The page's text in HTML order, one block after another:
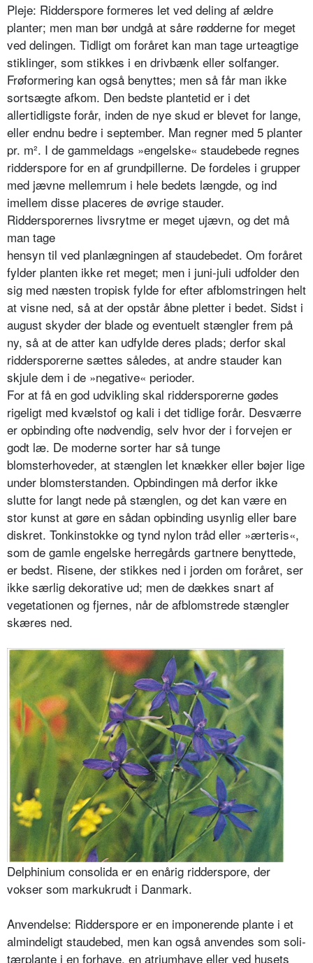
Pleje: Ridderspore formeres let ved deling af ældre
planter; men man bør undgå at såre rødderne for meget
ved delingen. Tidligt om foråret kan man tage urteagtige
stiklinger, som stikkes i en drivbænk eller solfanger.
Frøformering kan også benyttes; men så får man ikke
sortsægte afkom. Den bedste plantetid er i det
allertidligste forår, inden de nye skud er blevet for lange,
eller endnu bedre i september. Man regner med 5 planter
pr. m². I de gammeldags »engelske« staudebede regnes
ridderspore for en af grundpil­lerne. De fordeles i grupper
med jævne mellemrum i hele bedets længde, og ind
imellem disse placeres de øvrige stauder.
Riddersporernes livsrytme er meget ujævn, og det må
man tage
hensyn til ved planlægningen af staude­bedet. Om foråret
fylder planten ikke ret meget; men i juni-juli udfolder den
sig med næsten tropisk fylde for efter afblomstringen helt
at visne ned, så at der opstår åbne pletter i bedet. Sidst i
august skyder der blade og eventu­elt stængler frem på
ny, så at de atter kan udfylde deres plads; derfor skal
riddersporerne sættes således, at andre stauder kan
skjule dem i de »negative« perioder.
For at få en god udvikling skal ridder­sporerne gødes
rigeligt med kvælstof og kali i det tidlige forår. Desværre
er opbinding ofte nødvendig, selv hvor der i forvejen er
godt læ. De moderne sorter har så tunge
blomsterhoveder, at stænglen let knækker eller bøjer lige
under blomsterstanden. Opbindingen må derfor ikke
slutte for langt nede på stænglen, og det kan være en
stor kunst at gøre en sådan opbinding usynlig eller bare
diskret. Tonkinstokke og tynd nylon tråd eller »ærteris«,
som de gamle engelske herregårds gartnere be­nyttede,
er bedst. Risene, der stikkes ned i jorden om foråret, ser
ikke særlig dekorative ud; men de dækkes snart af
vegetationen og fjernes, når de af­blomstrede stængler
skæres ned.
Delphinium consolida er en enårig ridderspore, der
vokser som markukrudt i Danmark.
Anvendelse: Ridderspore er en impo­nerende plante i et
almindeligt staude­bed, men kan også anvendes som soli­
tærplante i en forhave, en atriumhave eller ved husets